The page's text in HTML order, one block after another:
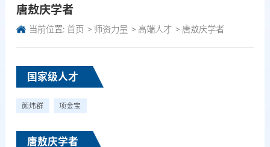
唐敖庆学者
当前位置: 首页 师资力量 高端人才 唐敖庆学者
国家级人才
颜炜群 项金宝
唐敖庆学者